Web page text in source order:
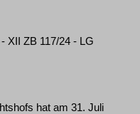
XII ZB 117/24 - LG
hat am 31. Juli